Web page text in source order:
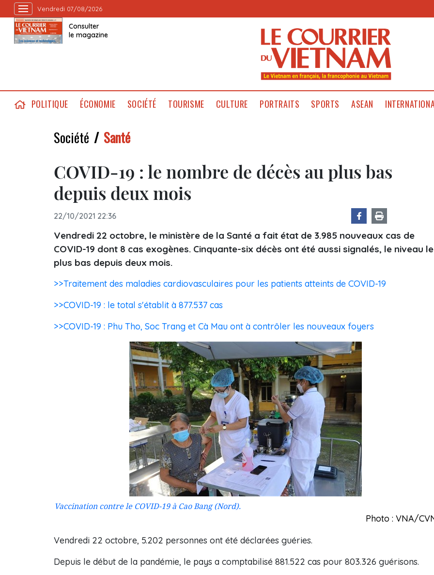
Vendredi 07/08/2026
Consulter
le magazine
POLITIQUE ÉCONOMIE SOCIÉTÉ TOURISME CULTURE PORTRAITS SPORTS ASEAN
Société Santé
COVID-19 : le nombre de décès au plus bas
depuis deux mois
22/10/2021 22:36
Vendredi 22 octobre, le ministère de la Santé a fait état de 3.985 nouveaux cas de
COVID-19 dont 8 cas exogènes. Cinquante-six décès ont été aussi signalés, le niveau le
plus bas depuis deux mois.
>>Traitement des maladies cardiovasculaires pour les patients atteints de COVID-19
>>COVID-19 : le total s'établit à 877.537 cas
>>COVID-19 : Phu Tho, Soc Trang et Cà Mau ont à contrôler les nouveaux foyers
Vaccination contre le COVID-19 à Cao Bang (Nord).
Photo : VNA/
Vendredi 22 octobre, 5.202 personnes ont été déclarées guéries.
Depuis le début de la pandémie, le pays a comptabilisé 881.522 cas pour 803.326 guérisons.